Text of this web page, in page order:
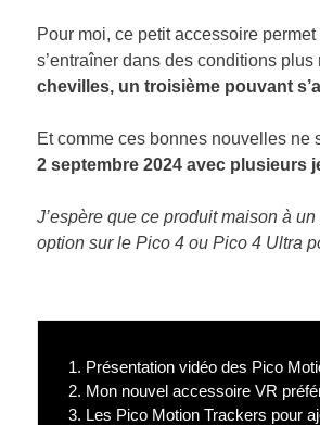
Pour moi, ce petit accessoire
s’entraîner dans des conditions
chevilles, un troisième pouvant
Et comme ces bonnes nouvelles ne
2 septembre 2024 avec plusieurs
J’espère que ce produit maison à
option sur le Pico 4 ou Pico 4 Ultra
1. Présentation vidéo des Pico
2. Mon nouvel accessoire VR
3. Les Pico Motion Trackers pour